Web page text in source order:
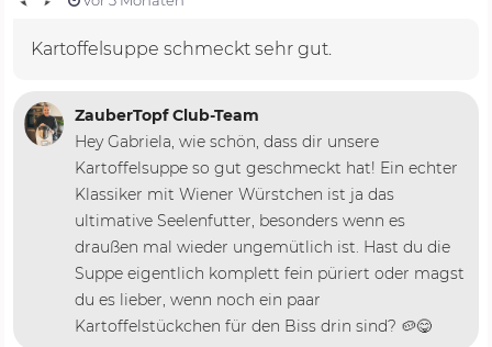
Kartoffelsuppe schmeckt sehr gut.
ZauberTopf Club-Team
Hey Gabriela, wie schön, dass dir unsere
Kartoffelsuppe so gut geschmeckt hat! Ein echter
Klassiker mit Wiener Würstchen ist ja das
ultimative Seelenfutter, besonders wenn es
draußen mal wieder ungemütlich ist. Hast du die
Suppe eigentlich komplett fein püriert oder magst
du es lieber, wenn noch ein paar
Kartoffelstückchen für den Biss drin sind? 🥔😋